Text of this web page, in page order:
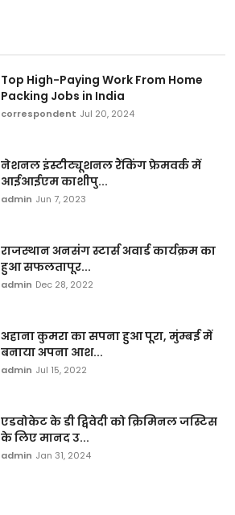
Top High-Paying Work From Home
Packing Jobs in India
correspondent Jul 20, 2024
नेशनल इंस्टीट्यूशनल रैंकिंग फ्रेमवर्क में
आईआईएम काशीपु...
admin Jun 7, 2023
राजस्थान अनसंग स्टार्स अवार्ड कार्यक्रम का
हुआ सफलतापूर...
admin Dec 28, 2022
अहाना कुमरा का सपना हुआ पूरा, मुंम्बई में
बनाया अपना आश...
admin Jul 15, 2022
एडवोकेट के डी द्विवेदी को क्रिमिनल जस्टिस
के लिए मानद उ...
admin Jan 31, 2024